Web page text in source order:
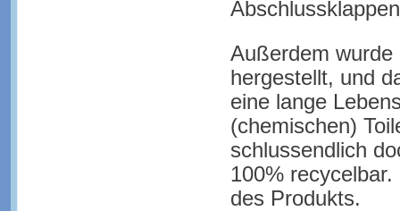
Außerdem wurde
hergestellt, und
eine lange
(chemischen)
schlussendlich
100%
des Produkts.